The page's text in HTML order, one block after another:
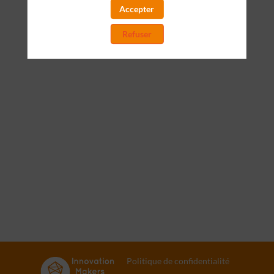
Toutes les sessions
Politique de confidentialité
Accepter
Refuser